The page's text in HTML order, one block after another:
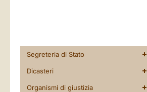
Segreteria di Stato
Dicasteri
Organismi di giustizia